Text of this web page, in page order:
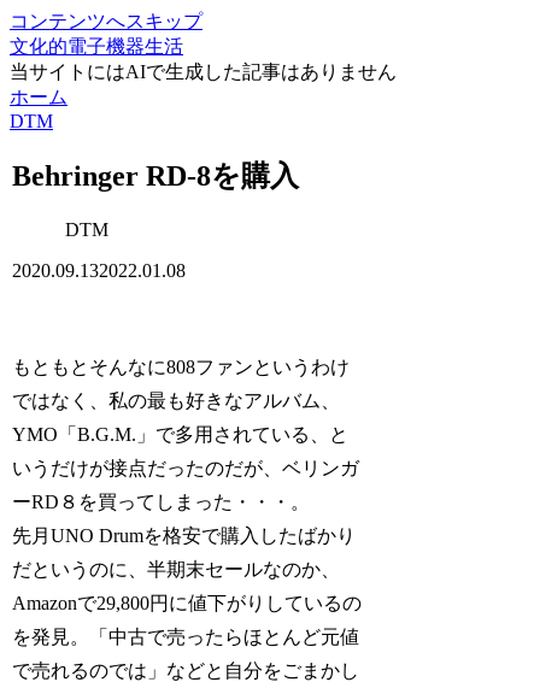
コンテンツへスキップ
文化的電子機器生活
当サイトにはAIで生成した記事はありません
ホーム
DTM
Behringer RD-8を購入
DTM
2020.09.132022.01.08
もともとそんなに808ファンというわけ
ではなく、私の最も好きなアルバム、
YMO「B.G.M.」で多用されている、と
いうだけが接点だったのだが、ベリンガ
ーRD８を買ってしまった・・・。
先月UNO Drumを格安で購入したばかり
だというのに、半期末セールなのか、
Amazonで29,800円に値下がりしているの
を発見。「中古で売ったらほとんど元値
で売れるのでは」などと自分をごまかし